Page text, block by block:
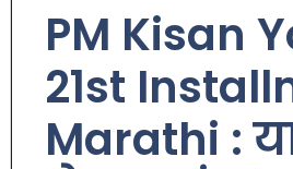
PM Kisan
21st
Marathi :